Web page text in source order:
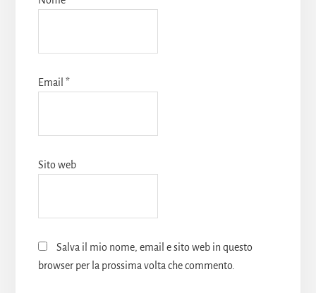
Email *
Sito web
Salva il mio nome, email e sito web in questo
browser per la prossima volta che commento.